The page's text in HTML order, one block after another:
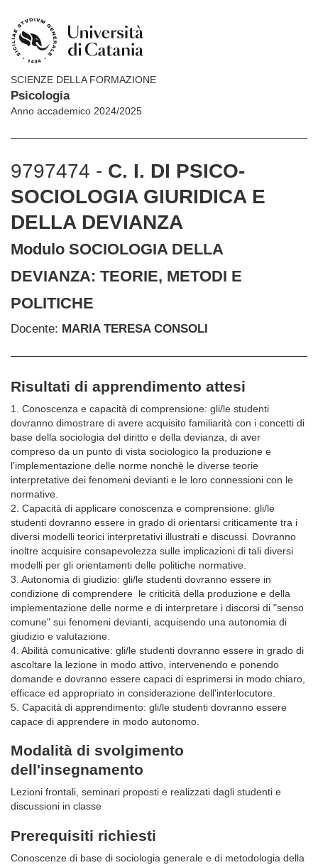
SCIENZE DELLA FORMAZIONE
Psicologia
Anno accademico 2024/2025
9797474 - C. I. DI PSICO-
SOCIOLOGIA GIURIDICA E
DELLA DEVIANZA
Modulo SOCIOLOGIA DELLA
DEVIANZA: TEORIE, METODI E
POLITICHE
Docente: MARIA TERESA CONSOLI
Risultati di apprendimento attesi
1. Conoscenza e capacità di comprensione: gli/le studenti
dovranno dimostrare di avere acquisito familiarità con i concetti di
base della sociologia del diritto e della devianza, di aver
compreso da un punto di vista sociologico la produzione e
l'implementazione delle norme nonchè le diverse teorie
interpretative dei fenomeni devianti e le loro connessioni con le
normative.
2. Capacità di applicare conoscenza e comprensione: gli/le
studenti dovranno essere in grado di orientarsi criticamente tra i
diversi modelli teorici interpretativi illustrati e discussi. Dovranno
inoltre acquisire consapevolezza sulle implicazioni di tali diversi
modelli per gli orientamenti delle politiche normative.
3. Autonomia di giudizio: gli/le studenti dovranno essere in
condizione di comprendere le criticità della produzione e della
implementazione delle norme e di interpretare i discorsi di "senso
comune" sui fenomeni devianti, acquisendo una autonomia di
giudizio e valutazione.
4. Abilità comunicative: gli/le studenti dovranno essere in grado di
ascoltare la lezione in modo attivo, intervenendo e ponendo
domande e dovranno essere capaci di esprimersi in modo chiaro,
efficace ed appropriato in considerazione dell'interlocutore.
5. Capacità di apprendimento: gli/le studenti dovranno essere
capace di apprendere in modo autonomo.
Modalità di svolgimento
dell'insegnamento
Lezioni frontali, seminari proposti e realizzati dagli studenti e
discussioni in classe
Prerequisiti richiesti
Conoscenze di base di sociologia generale e di metodologia della